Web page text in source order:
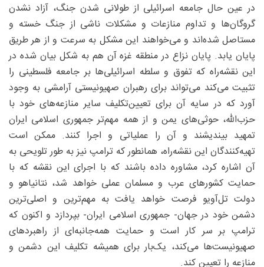
در عین حال جامعه اسرائیلی از طولانی شدن جنگ، آزاد نشدن
گروگان‌ها و تداوم منازعات و مشکلات ناشی از جنگ خسته و
مستاصل شده‌اند و می‌خواهند این مشکل به سرعت و از هر طریق
پایان یابد. پایان نزاع در منطقه غزه آن هم به شکل بیان شده در
این نقشه‌راه که تفوق و سلطه اسرائیلی‌ها بر جامعه فلسطینی‌ را
تثبیت می‌‌کند می‌تواند برای رهبران صهیونیستی آرامشی به وجود
آورد که در سایه آن برای تعیین‌تکلیف سایر منازعه‌های خود با
حزب‌الله، حوثی‌های یمن و از همه مهم‌تر جمهوری اسلامی ایران
تمهید بیندیشند و آن را عملیاتی و اجرا کنند. ممکن است
تهیه‌کنندگان این نقشه‌راه، همانطور که ترامپ نیز به طور تلویحی به
آن اشاره کرد، مشاوره داده باشند که با اجرای این نقشه که با
حمایت کشورهای عرب و مسلمان عملی خواهد شد، نتانیاهو و
دولت تل‌آویو فرصت خواهد یافت به مهم‌ترین و اصلی‌ترین
دشمن خود در جهان- جمهوری اسلامی ایران- بپردازد و اکنون که
ترامپ بر سر کار است و حمایت همه‌جانبه‌ای از راهبردهای
صهیونیست‌ها می‌کند، یک‌بار برای همیشه تکلیف این دشمن و
منازعه را تعیین کند.